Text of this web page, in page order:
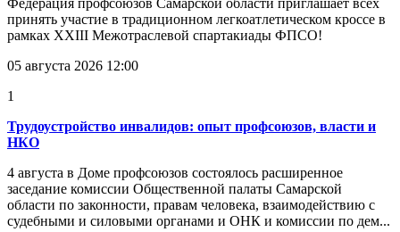
Федерация профсоюзов Самарской области приглашает всех
принять участие в традиционном легкоатлетическом кроссе в
рамках XXIII Межотраслевой спартакиады ФПСО!
05 августа 2026 12:00
1
Трудоустройство инвалидов: опыт профсоюзов, власти и
НКО
4 августа в Доме профсоюзов состоялось расширенное
заседание комиссии Общественной палаты Самарской
области по законности, правам человека, взаимодействию с
судебными и силовыми органами и ОНК и комиссии по дем...